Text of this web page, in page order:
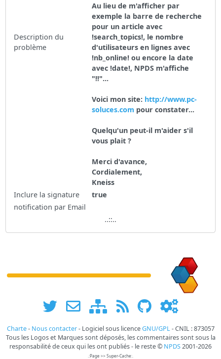
Description du
problème
Au lieu de m'afficher par
exemple la barre de recherche
pour un article avec
!search_topics!, le nombre
d'utilisateurs en lignes avec
!nb_online! ou encore la date
avec !date!, NPDS m'affiche
"!!"...
Voici mon site: http://www.pc-
soluces.com pour constater...
Quelqu'un peut-il m'aider s'il
vous plait ?
Merci d'avance,
Cordialement,
Kneiss
Inclure la signature
true
notification par Email
..::..
Charte- Nous contacter- Logiciel sous licenceGNU/GPL- CNIL : 873057
Tous les Logos et Marques sont déposés, les commentaires sont sous la
responsabilité de ceux qui les ont publiés - le reste © NPDS2001-2026
.:Page >> Super-Cache:.